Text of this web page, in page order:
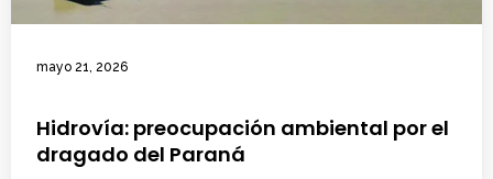
mayo 21, 2026
Hidrovía: preocupación ambiental por el
dragado del Paraná